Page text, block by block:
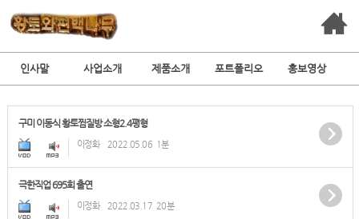
인사말 사업소개 제품소개 포트폴리오 홍보영상
구미 이동식 황토찜질방 소형2.4평형
이정화 2022.05.06 1분
극한직업 695회 출연
이정화 2022.03.17 20분